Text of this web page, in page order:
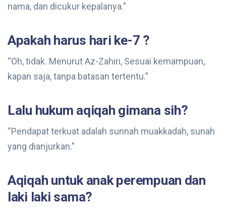
nama, dan dicukur kepalanya.”
Apakah harus hari ke-7 ?
“Oh, tidak. Menurut Az-Zahiri, Sesuai kemampuan,
kapan saja, tanpa batasan tertentu.”
Lalu hukum aqiqah gimana sih?
“Pendapat terkuat adalah sunnah muakkadah, sunah
yang dianjurkan.”
Aqiqah untuk anak perempuan dan
laki laki sama?